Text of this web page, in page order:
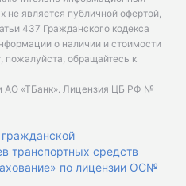
не является публичной офертой,
437 Гражданского кодекса
о наличии и стоимости
пожалуйста, обращайтесь к
АО «ТБанк». Лицензия ЦБ РФ №
гражданской
транспортных средств
по лицензии ОС№